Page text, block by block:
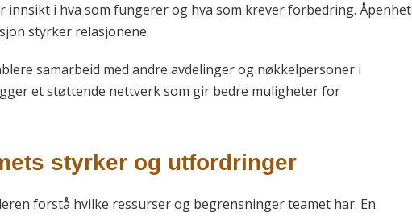
innsikt i hva som fungerer og hva som krever forbedring. Åpenhet
styrker relasjonene.
samarbeid med andre avdelinger og nøkkelpersoner i
et støttende nettverk som gir bedre muligheter for
styrker og utfordringer
forstå hvilke ressurser og begrensninger teamet har. En